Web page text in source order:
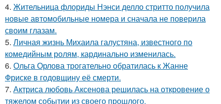
4. Жительница флориды Нэнси делло стритто получила
новые автомобильные номера и сначала не поверила
своим глазам.
5. Личная жизнь Михаила галустяна, известного по
комедийным ролям, кардинально изменилась.
6. Ольга Орлова трогательно обратилась к Жанне
Фриске в годовщину её смерти.
7. Актриса любовь Аксенова решилась на откровение о
тяжелом событии из своего прошлого.